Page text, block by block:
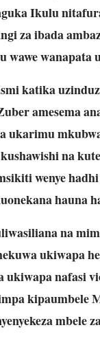
Ikulu
za ibada
wawe wanapata
katika
amesema
ukarimu
na
wenye
hauna
na
ukiwapa
ukiwapa nafasi
kipaumbele
mbele